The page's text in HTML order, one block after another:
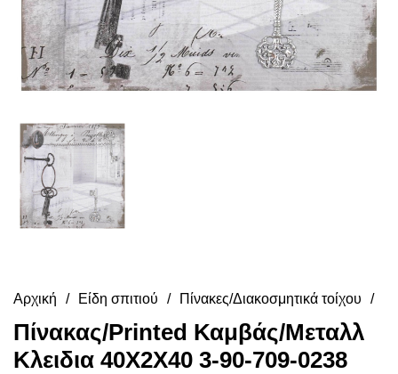
Αρχική Είδη σπιτιού Πίνακες/Διακοσμητικά τοίχου
Πίνακας/Printed Καμβάς/Μεταλλ
Κλειδια 40Χ2Χ40 3-90-709-0238